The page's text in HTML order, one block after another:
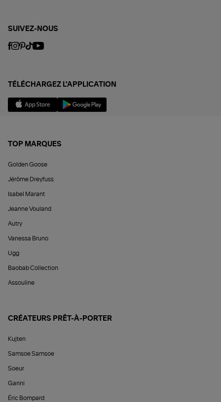
SUIVEZ-NOUS
TÉLÉCHARGEZ L'APPLICATION
TOP MARQUES
Golden Goose
Jérôme Dreyfuss
Isabel Marant
Jeanne Vouland
Autry
Vanessa Bruno
Ugg
Baobab Collection
Assouline
CRÉATEURS PRÊT-À-PORTER
Kujten
Samsoe Samsoe
Soeur
Ganni
Éric Bompard